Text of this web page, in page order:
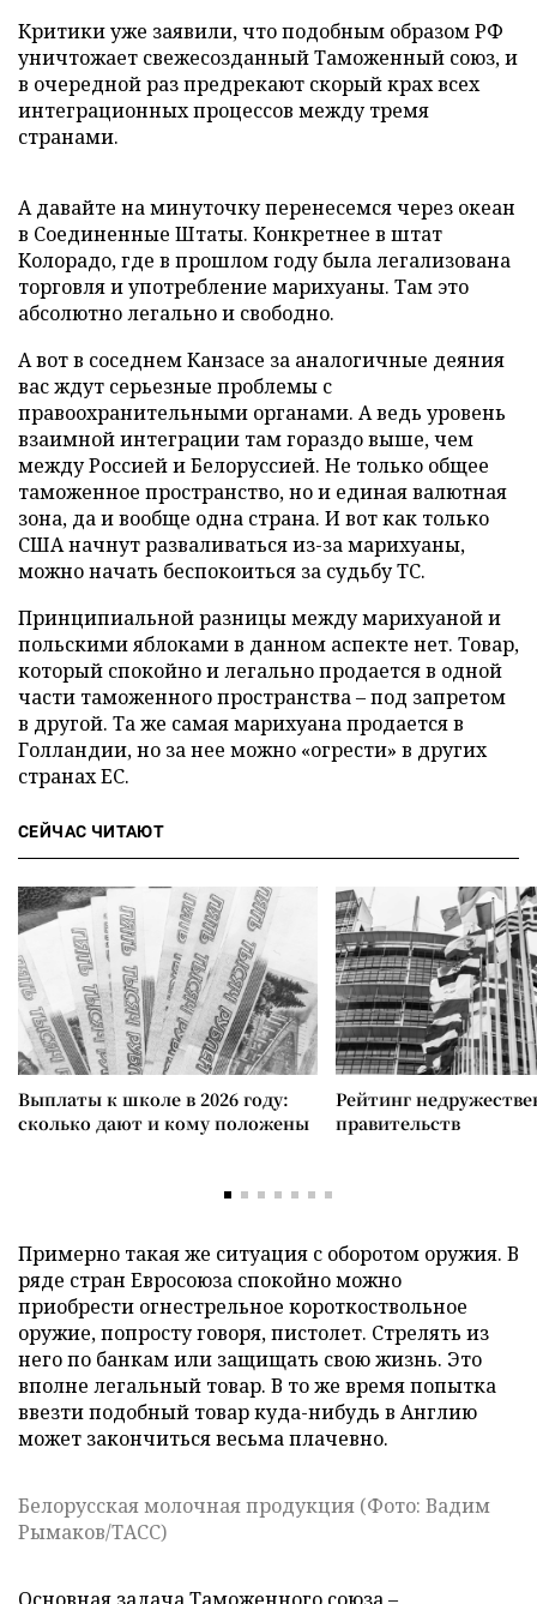
Критики уже заявили, что подобным образом РФ
уничтожает свежесозданный Таможенный союз, и
в очередной раз предрекают скорый крах всех
интеграционных процессов между тремя
странами.
А давайте на минуточку перенесемся через океан
в Соединенные Штаты. Конкретнее в штат
Колорадо, где в прошлом году была легализована
торговля и употребление марихуаны. Там это
абсолютно легально и свободно.
А вот в соседнем Канзасе за аналогичные деяния
вас ждут серьезные проблемы с
правоохранительными органами. А ведь уровень
взаимной интеграции там гораздо выше, чем
между Россией и Белоруссией. Не только общее
таможенное пространство, но и единая валютная
зона, да и вообще одна страна. И вот как только
США начнут разваливаться из-за марихуаны,
можно начать беспокоиться за судьбу ТС.
Принципиальной разницы между марихуаной и
польскими яблоками в данном аспекте нет. Товар,
который спокойно и легально продается в одной
части таможенного пространства – под запретом
в другой. Та же самая марихуана продается в
Голландии, но за нее можно «огрести» в других
странах ЕС.
СЕЙЧАС ЧИТАЮТ
Выплаты к школе в 2026 году:
сколько дают и кому положены
Рейтинг
правительств
Примерно такая же ситуация с оборотом оружия. В
ряде стран Евросоюза спокойно можно
приобрести огнестрельное короткоствольное
оружие, попросту говоря, пистолет. Стрелять из
него по банкам или защищать свою жизнь. Это
вполне легальный товар. В то же время попытка
ввезти подобный товар куда-нибудь в Англию
может закончиться весьма плачевно.
Белорусская молочная продукция (Фото: Вадим
Рымаков/ТАСС)